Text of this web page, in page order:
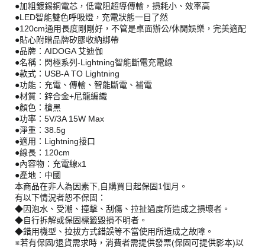
●加粗鍍錫銅電芯，低電阻超導傳輸，損耗小、效率高
●LED智能雙色呼吸燈，充電狀態一目了然
●120cm通用長度剛剛好，不管是桌面辦公/休閒娛樂，完美適配
●貼心附贈品牌矽膠收納綁帶
●品牌：AIDOGA 艾迪伽
●名稱：閃極系列-Lightning智能斷電充電線
●款式：USB-A TO Lightning
●功能：充電、傳輸、智能斷電、補電
●材質：鋅合金+尼龍編織
●顏色：槍黑
●功率：5V/3A 15W Max
●淨重：38.5g
●適用：Lightning接口
●線長：120cm
●內容物：充電線x1
●產地：中國
本商品在非人為因素下,自購買日起保固1個月。
有以下情況者恕不保固：
◆因泡水、受潮、撞擊、刮傷、拉扯過度所造成之損壞者。
◆自行拆解或保固標籤毀損不明者。
◆錯用機型、拉拔方式錯誤等不當使用所造成之故障。
※若有保固/退貨需求時，消費者需提供發票(保固可提供影本)以